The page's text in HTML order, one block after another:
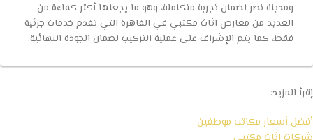
ومدينة نصر لضمان تجربة متكاملة، وهو ما يجعلها أكثر كفاءة من
العديد من معارض اثاث مكتبي في القاهرة التي تقدم خدمات جزئية
فقط، كما يتم الإشراف على عملية التركيب لضمان الجودة النهائية.
إقرأ المزيد:
أفضل أسعار مكاتب موظفين